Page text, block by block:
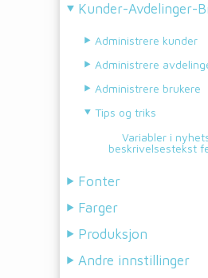
Kunder-Avdelinger-
Administrere kunder
Administrere
Administrere brukere
Tips og triks
Variabler i
beskrivelsestekst
Fonter
Farger
Produksjon
Andre innstillinger